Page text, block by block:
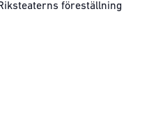
föreställning